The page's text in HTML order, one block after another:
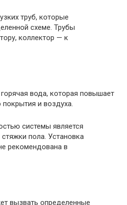
труб, которые
схеме. Трубы
коллектор — к
вода, которая повышает
покрытия и воздуха.
системы является
пола. Установка
рекомендована в
вызвать определенные